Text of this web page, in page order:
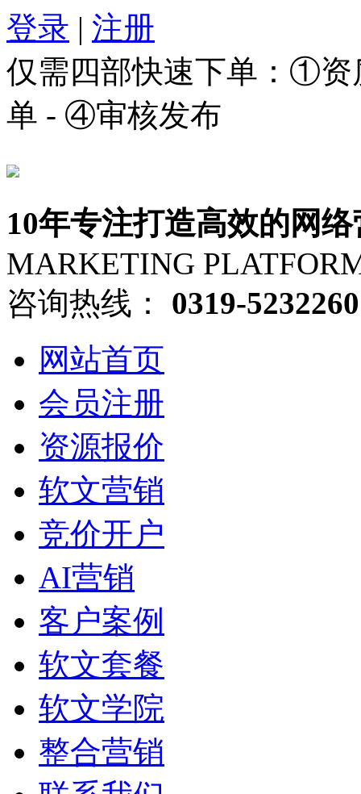
登录 | 注册
仅需四部快速下单：①
单 - ④审核发布
10年专注打造高效的网
MARKETING
咨询热线：
0319-5232260
网站首页
会员注册
资源报价
软文营销
竞价开户
AI营销
客户案例
软文套餐
软文学院
整合营销